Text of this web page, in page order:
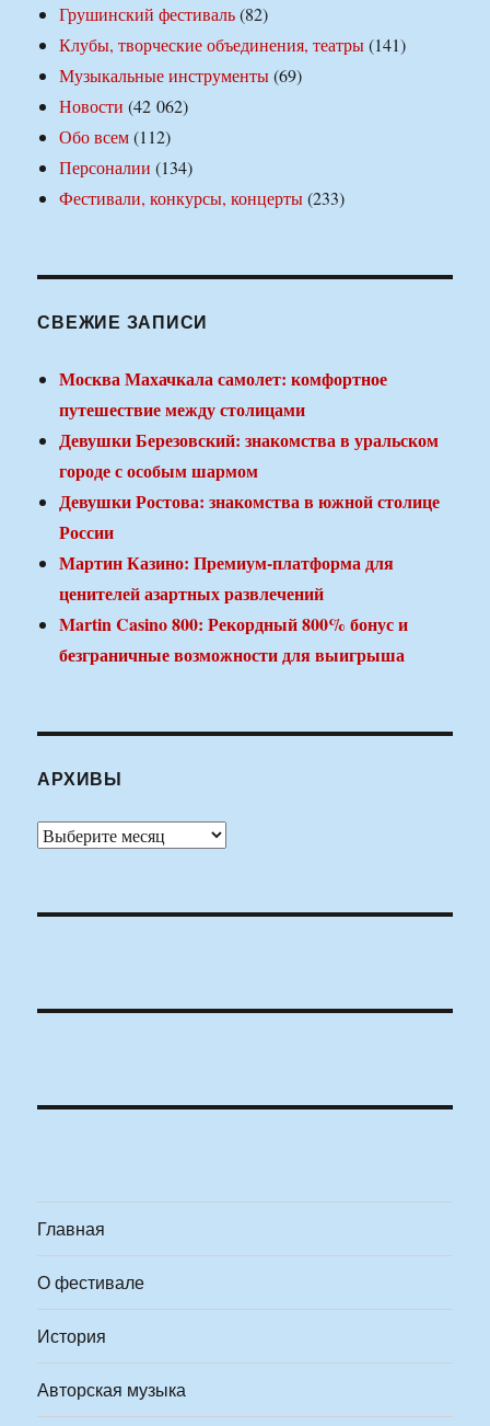
Грушинский фестиваль(82)
Клубы, творческие объединения, театры(141)
Музыкальные инструменты(69)
Новости (42 062)
Обо всем(112)
Персоналии (134)
Фестивали, конкурсы, концерты(233)
СВЕЖИЕ ЗАПИСИ
Москва Махачкала самолет: комфортное
путешествие между столицами
Девушки Березовский: знакомства в уральском
городе с особым шармом
Девушки Ростова: знакомства в южной столице
России
Мартин Казино: Премиум-платформа для
ценителей азартных развлечений
Martin Casino 800: Рекордный 800% бонус и
безграничные возможности для выигрыша
АРХИВЫ
Архивы
Главная
О фестивале
История
Авторская музыка